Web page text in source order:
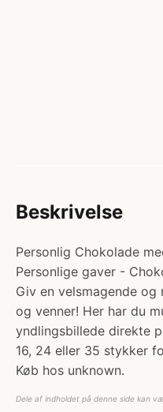
Beskrivelse
Personlig Chokolade
Personlige gaver -
Giv en velsmagende
og venner! Her har du
yndlingsbillede direkte
16, 24 eller 35 stykker
Køb hos unknown.
Dele af indholdet på denne side kan